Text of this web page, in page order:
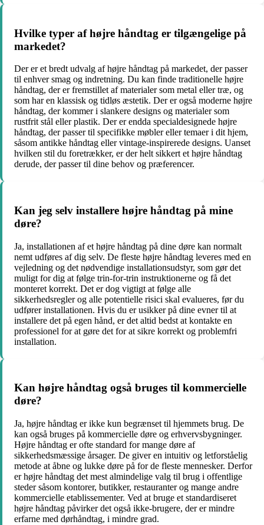
Hvilke typer af højre håndtag er tilgængelige på
markedet?
Der er et bredt udvalg af højre håndtag på markedet, der passer
til enhver smag og indretning. Du kan finde traditionelle højre
håndtag, der er fremstillet af materialer som metal eller træ, og
som har en klassisk og tidløs æstetik. Der er også moderne højre
håndtag, der kommer i slankere designs og materialer som
rustfrit stål eller plastik. Der er endda specialdesignede højre
håndtag, der passer til specifikke møbler eller temaer i dit hjem,
såsom antikke håndtag eller vintage-inspirerede designs. Uanset
hvilken stil du foretrækker, er der helt sikkert et højre håndtag
derude, der passer til dine behov og præferencer.
Kan jeg selv installere højre håndtag på mine
døre?
Ja, installationen af et højre håndtag på dine døre kan normalt
nemt udføres af dig selv. De fleste højre håndtag leveres med en
vejledning og det nødvendige installationsudstyr, som gør det
muligt for dig at følge trin-for-trin instruktionerne og få det
monteret korrekt. Det er dog vigtigt at følge alle
sikkerhedsregler og alle potentielle risici skal evalueres, før du
udfører installationen. Hvis du er usikker på dine evner til at
installere det på egen hånd, er det altid bedst at kontakte en
professionel for at gøre det for at sikre korrekt og problemfri
installation.
Kan højre håndtag også bruges til kommercielle
døre?
Ja, højre håndtag er ikke kun begrænset til hjemmets brug. De
kan også bruges på kommercielle døre og erhvervsbygninger.
Højre håndtag er ofte standard for mange døre af
sikkerhedsmæssige årsager. De giver en intuitiv og letforståelig
metode at åbne og lukke døre på for de fleste mennesker. Derfor
er højre håndtag det mest almindelige valg til brug i offentlige
steder såsom kontorer, butikker, restauranter og mange andre
kommercielle etablissementer. Ved at bruge et standardiseret
højre håndtag påvirker det også ikke-brugere, der er mindre
erfarne med dørhåndtag, i mindre grad.